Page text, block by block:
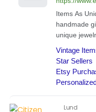
Lund